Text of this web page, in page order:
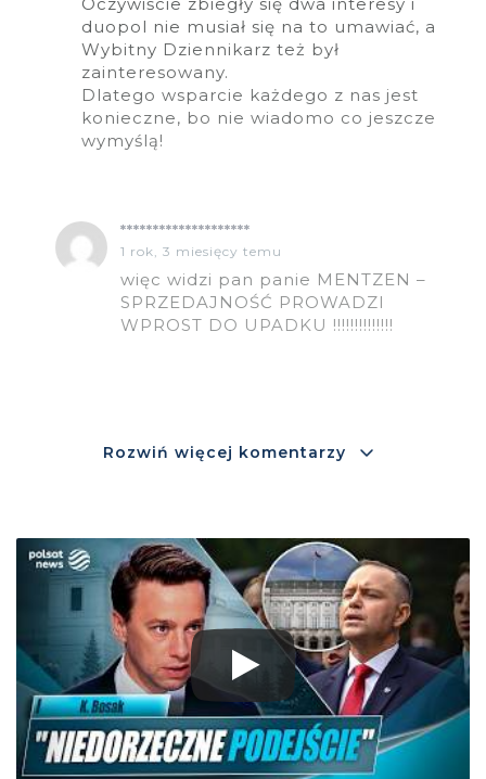
duopol nie musiał się na to umawiać, a
Wybitny Dziennikarz też był
zainteresowany.
Dlatego wsparcie każdego z nas jest
konieczne, bo nie wiadomo co jeszcze
wymyślą!
********************
1 rok, 3 miesięcy temu
więc widzi pan panie MENTZEN –
SPRZEDAJNOŚĆ PROWADZI
WPROST DO UPADKU !!!!!!!!!!!!!!
Rozwiń więcej komentarzy